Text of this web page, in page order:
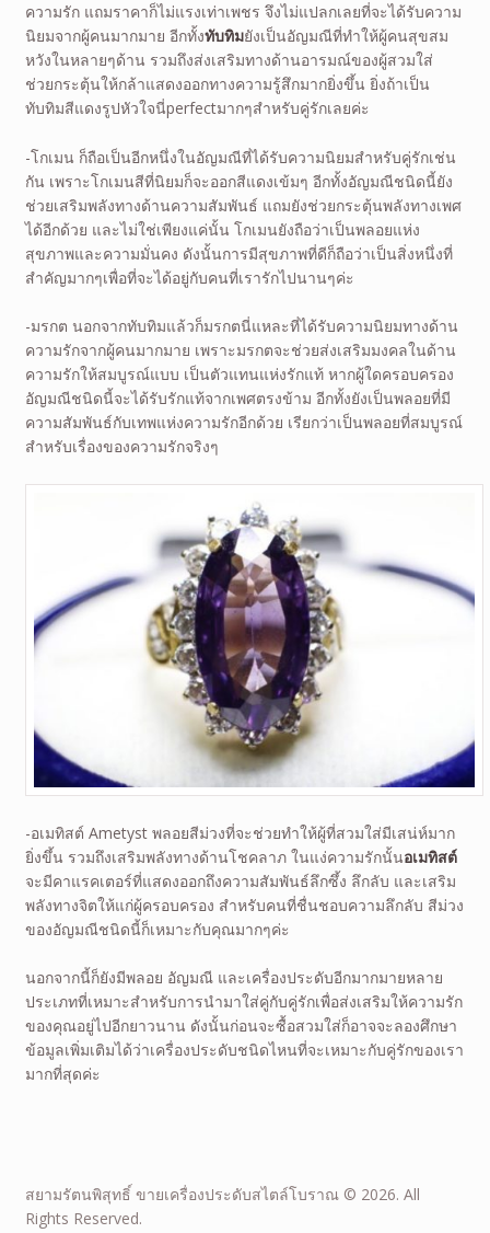
ความรัก แถมราคาก็ไม่แรงเท่าเพชร จึงไม่แปลกเลยที่จะได้รับความ
นิยมจากผู้คนมากมาย อีกทั้งทับทิมยังเป็นอัญมณีที่ทำให้ผู้คนสุขสม
หวังในหลายๆด้าน รวมถึงส่งเสริมทางด้านอารมณ์ของผู้สวมใส่
ช่วยกระตุ้นให้กล้าแสดงออกทางความรู้สึกมากยิ่งขึ้น ยิ่งถ้าเป็น
ทับทิมสีแดงรูปหัวใจนี่perfectมากๆสำหรับคู่รักเลยค่ะ
-โกเมน ก็ถือเป็นอีกหนึ่งในอัญมณีที่ได้รับความนิยมสำหรับคู่รักเช่น
กัน เพราะโกเมนสีที่นิยมก็จะออกสีแดงเข้มๆ อีกทั้งอัญมณีชนิดนี้ยัง
ช่วยเสริมพลังทางด้านความสัมพันธ์ แถมยังช่วยกระตุ้นพลังทางเพศ
ได้อีกด้วย และไม่ใช่เพียงแค่นั้น โกเมนยังถือว่าเป็นพลอยแห่ง
สุขภาพและความมั่นคง ดังนั้นการมีสุขภาพที่ดีก็ถือว่าเป็นสิ่งหนึ่งที่
สำคัญมากๆเพื่อที่จะได้อยู่กับคนที่เรารักไปนานๆค่ะ
-มรกต นอกจากทับทิมแล้วก็มรกตนี่แหละที่ได้รับความนิยมทางด้าน
ความรักจากผู้คนมากมาย เพราะมรกตจะช่วยส่งเสริมมงคลในด้าน
ความรักให้สมบูรณ์แบบ เป็นตัวแทนแห่งรักแท้ หากผู้ใดครอบครอง
อัญมณีชนิดนี้จะได้รับรักแท้จากเพศตรงข้าม อีกทั้งยังเป็นพลอยที่มี
ความสัมพันธ์กับเทพแห่งความรักอีกด้วย เรียกว่าเป็นพลอยที่สมบูรณ์
สำหรับเรื่องของความรักจริงๆ
-อเมทิสต์ Ametyst พลอยสีม่วงที่จะช่วยทำให้ผู้ที่สวมใส่มีเสน่ห์มาก
ยิ่งขึ้น รวมถึงเสริมพลังทางด้านโชคลาภ ในแง่ความรักนั้นอเมทิสต์
จะมีคาแรคเตอร์ที่แสดงออกถึงความสัมพันธ์ลึกซึ้ง ลึกลับ และเสริม
พลังทางจิตให้แก่ผู้ครอบครอง สำหรับคนที่ชื่นชอบความลึกลับ สีม่วง
ของอัญมณีชนิดนี้ก็เหมาะกับคุณมากๆค่ะ
นอกจากนี้ก็ยังมีพลอย อัญมณี และเครื่องประดับอีกมากมายหลาย
ประเภทที่เหมาะสำหรับการนำมาใส่คู่กับคู่รักเพื่อส่งเสริมให้ความรัก
ของคุณอยู่ไปอีกยาวนาน ดังนั้นก่อนจะซื้อสวมใส่ก็อาจจะลองศึกษา
ข้อมูลเพิ่มเติมได้ว่าเครื่องประดับชนิดไหนที่จะเหมาะกับคู่รักของเรา
มากที่สุดค่ะ
สยามรัตนพิสุทธิ์ ขายเครื่องประดับสไตล์โบราณ © 2026. All
Rights Reserved.